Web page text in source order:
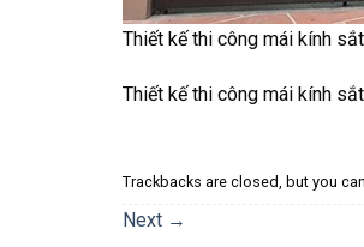
Thiết kế thi công mái kính
Thiết kế thi công mái kính
Trackbacks are closed, but you can
Next →